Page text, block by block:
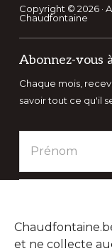
et ne collecte
Copyright © 2026 ·
Chaudfontaine
Abonnez-vous
Chaque mois,
savoir tout ce qu'il